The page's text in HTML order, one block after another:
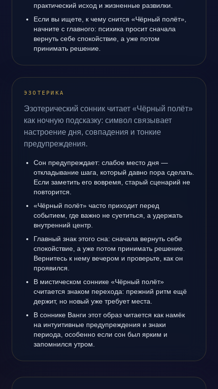
практический исход и жизненные развилки.
Если вы ищете, к чему снится «Чёрный полёт»,
начните с главного: психика просит сначала
вернуть себе спокойствие, а уже потом
принимать решение.
ЭЗОТЕРИКА
Эзотерический сонник читает «Чёрный полёт»
как ночную подсказку: символ связывает
настроение дня, совпадения и тонкие
предупреждения.
Сон предупреждает: слабое место дня —
откладывание шага, который давно пора сделать.
Если заметить его вовремя, старый сценарий не
повторится.
«Чёрный полёт» часто приходит перед
событием, где важно не суетиться, а удержать
внутренний центр.
Главный знак этого сна: сначала вернуть себе
спокойствие, а уже потом принимать решение.
Вернитесь к нему вечером и проверьте, как он
проявился.
В мистическом соннике «Чёрный полёт»
считается знаком перехода: прежний ритм ещё
держит, но новый уже требует места.
В соннике Ванги этот образ читается как намёк
на интуитивные предупреждения и знаки
периода, особенно если сон был ярким и
запомнился утром.